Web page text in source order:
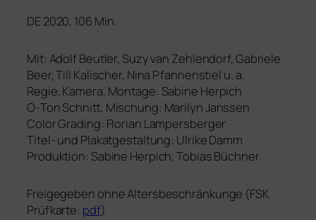
DE2020, 106 Min.
Mit: Adolf Beutler, Suzy van Zehlendorf, Gabriele
Beer, Till Kalischer, Nina Pfannenstiel u. a.
Regie, Kamera, Montage: Sabine Herpich
O‑Ton Schnitt, Mischung: Marilyn Janssen
Color Grading: Florian Lampersberger
Titel- und Plakatgestaltung: Ulrike Damm
Produktion: Sabine Herpich, Tobias Büchner
Freigegeben ohne Altersbeschränkunge (FSK
Prüfkarte: pdf)